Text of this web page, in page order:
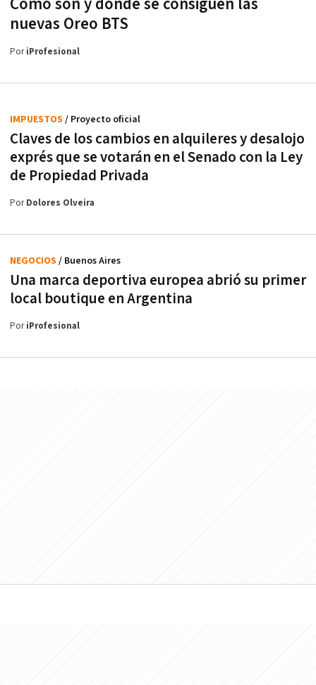
Cómo son y dónde se consiguen las
nuevas Oreo BTS
PoriProfesional
Claves de los cambios en alquileres y desalojo
exprés que se votarán en el Senado con la Ley
de Propiedad Privada
IMPUESTOS / Proyecto oficial
PorDolores Olveira
Una marca deportiva europea abrió su primer
local boutique en Argentina
NEGOCIOS / Buenos Aires
PoriProfesional